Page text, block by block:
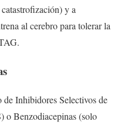
y a
al cerebro para tolerar la
de Inhibidores Selectivos de
o Benzodiacepinas (solo